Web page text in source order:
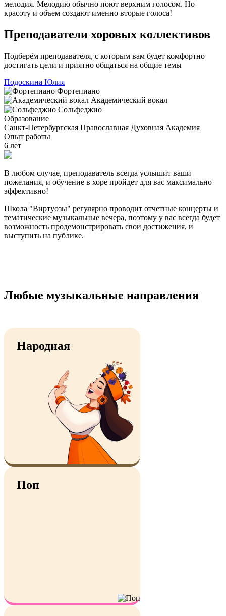
мелодия. Мелодию обычно поют верхним голосом. Но
красоту и объем создают именно вторые голоса!
Преподаватели хоровых коллективов
Подберём преподавателя, с которым вам будет комфортно
достигать цели и приятно общаться на общие темы
Подоскина Юлия
Фортепиано
Академический вокал
Сольфеджио
Образование
Санкт-Петербургская Православная Духовная Академия
Опыт работы
6 лет
В любом случае, преподаватель всегда услышит ваши
пожелания, и обучение в хоре пройдет для вас максимально
эффективно!
Школа "Виртуозы" регулярно проводит отчетные концерты и
тематические музыкальные вечера, поэтому у вас всегда будет
возможность продемонстрировать свои достижения, и
выступить на публике.
Любые музыкальные направления
Народная
Поп